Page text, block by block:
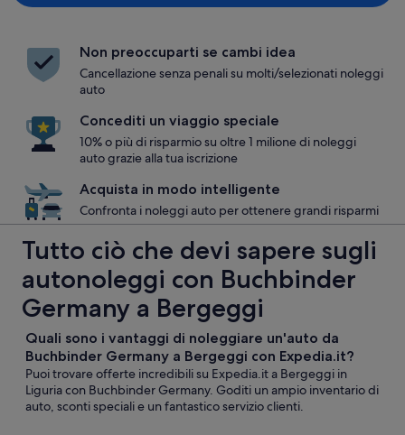
Non preoccuparti se cambi idea
Cancellazione senza penali su molti/selezionati noleggi
auto
Concediti un viaggio speciale
10% o più di risparmio su oltre 1 milione di noleggi
auto grazie alla tua iscrizione
Acquista in modo intelligente
Confronta i noleggi auto per ottenere grandi risparmi
Tutto ciò che devi sapere sugli
autonoleggi con Buchbinder
Germany a Bergeggi
Quali sono i vantaggi di noleggiare un'auto da
Buchbinder Germany a Bergeggi con Expedia.it?
Puoi trovare offerte incredibili su Expedia.it a Bergeggi in
Liguria con Buchbinder Germany. Goditi un ampio inventario di
auto, sconti speciali e un fantastico servizio clienti.